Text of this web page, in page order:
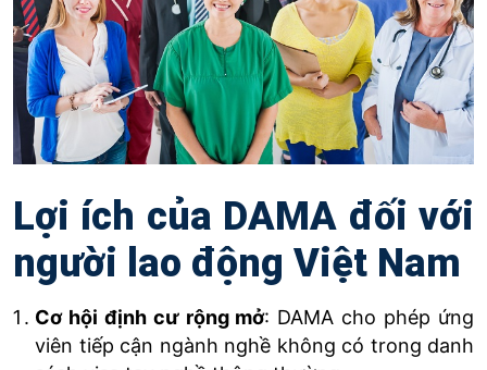
Lợi ích của DAMA đối với
người lao động Việt Nam
Cơ hội định cư rộng mở: DAMA cho phép ứng
viên tiếp cận ngành nghề không có trong danh